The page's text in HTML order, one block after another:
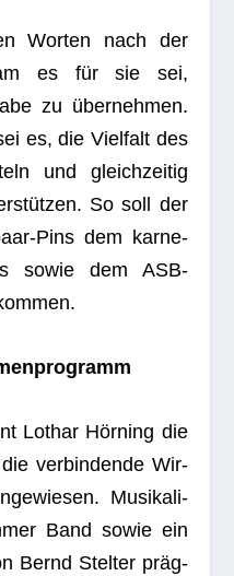
Wor­ten nach der
es für sie sei,
zu über­neh­men.
es, die Viel­falt des
und gleich­zei­tig
So soll der
Pins dem kar­ne­
sowie dem ASB-
Lothar Hör­ning die
ver­bin­dende Wir­
Musi­ka­li­
Band sowie ein
Bernd Stel­ter präg­